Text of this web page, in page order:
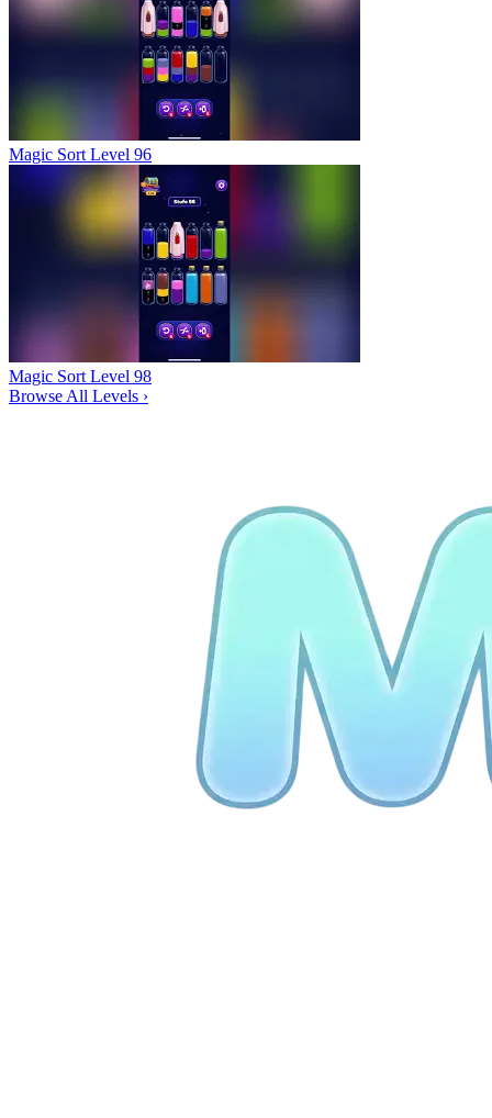
Magic Sort Level 96
Magic Sort Level 98
Browse All Levels ›